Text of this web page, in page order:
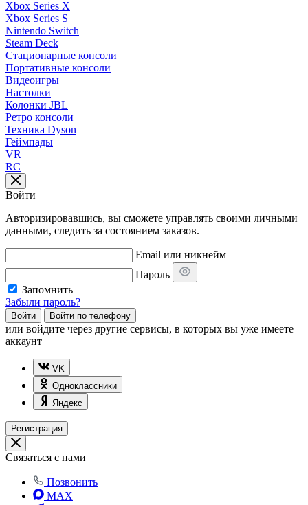
Xbox Series X
Xbox Series S
Nintendo Switch
Steam Deck
Стационарные консоли
Портативные консоли
Видеоигры
Настолки
Колонки JBL
Ретро консоли
Техника Dyson
Геймпады
VR
RC
Войти
Авторизировавшись, вы сможете управлять своими личными
данными, следить за состоянием заказов.
Email или никнейм
Пароль
Запомнить
Забыли пароль?
Войти Войти по телефону
или войдите через другие сервисы, в которых вы уже имеете
аккаунт
VK
Одноклассники
Яндекс
Регистрация
Связаться с нами
Позвонить
MAX